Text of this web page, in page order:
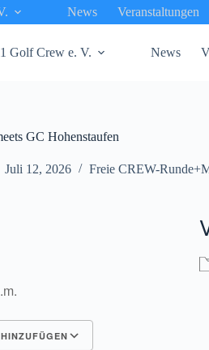
News Veranstaltungen
Golf Crew e. V. News
GC Hohenstaufen
Juli 12, 2026 Freie CREW-